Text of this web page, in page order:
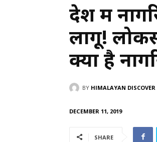
देश में
लागू!
क्या है
BY HIMALAYAN DISCOVER
DECEMBER 11, 2019
SHARE